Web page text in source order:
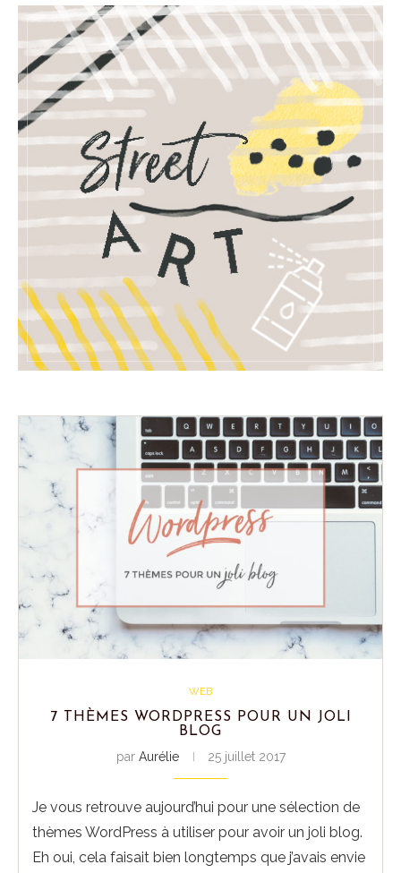
WEB
7 THÈMES WORDPRESS POUR UN JOLI
BLOG
par Aurélie 25 juillet 2017
Je vous retrouve aujourd’hui pour une sélection de
thèmes WordPress à utiliser pour avoir un joli blog.
Eh oui, cela faisait bien longtemps que j’avais envie